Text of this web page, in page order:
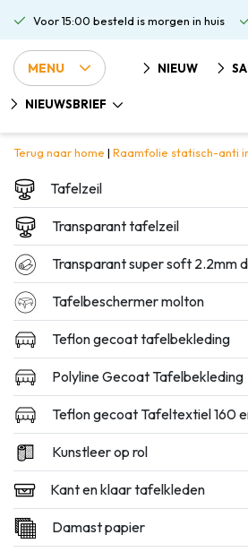
Voor 15:00 besteld is morgen in huis
MENU NIEUW
NIEUWSBRIEF
Terug naar home | Raamfolie statisch-anti
Tafelzeil
Transparant tafelzeil
Transparant super soft 2.2mm
Tafelbeschermer molton
Teflon gecoat tafelbekleding
Polyline Gecoat Tafelbekleding
Kunstleer op rol
Kant en klaar tafelkleden
Damast papier